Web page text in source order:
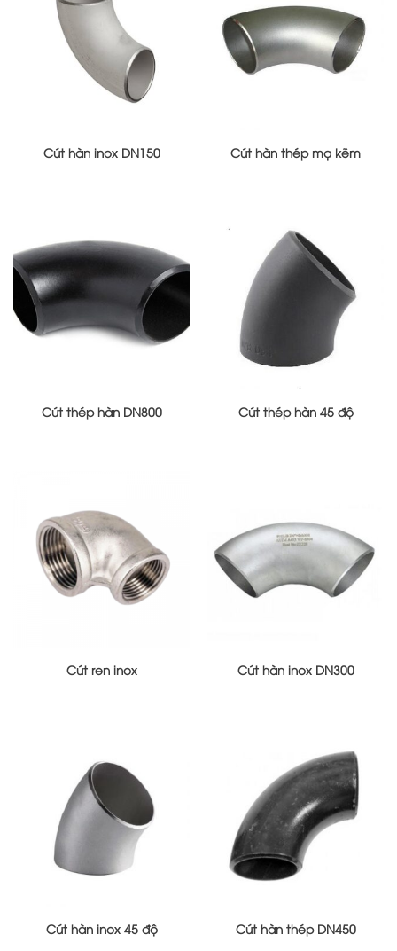
Cút hàn inox DN150 Cút hàn thép mạ kẽm
Cút thép hàn DN800 Cút thép hàn 45 độ
Cút ren inox Cút hàn inox DN300
Cút hàn inox 45 độ Cút hàn thép DN450